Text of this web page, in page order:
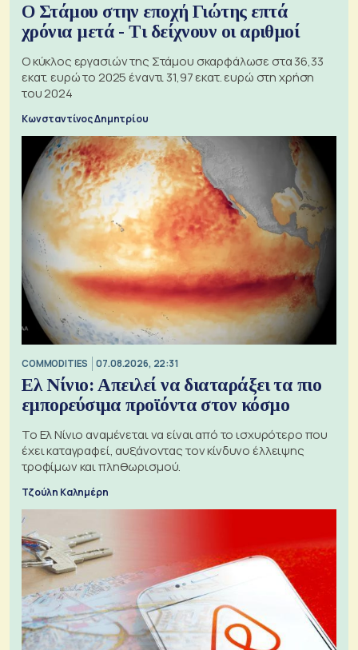
Ο Στάμου στην εποχή Γιώτης επτά
χρόνια μετά - Τι δείχνουν οι αριθμοί
Ο κύκλος εργασιών της Στάμου σκαρφάλωσε στα 36,33
εκατ. ευρώ το 2025 έναντι 31,97 εκατ. ευρώ στη χρήση
του 2024
Κωνσταντίνος Δημητρίου
COMMODITIES 07.08.2026, 22:31
Ελ Νίνιο: Απειλεί να διαταράξει τα πιο
εμπορεύσιμα προϊόντα στον κόσμο
Το Ελ Νίνιο αναμένεται να είναι από το ισχυρότερο που
έχει καταγραφεί, αυξάνοντας τον κίνδυνο έλλειψης
τροφίμων και πληθωρισμού.
Τζούλη Καλημέρη